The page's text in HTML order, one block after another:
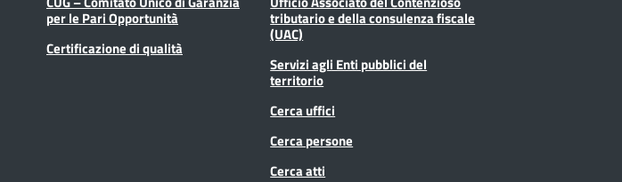
per le Pari Opportunità
Certificazione di qualità
tributario e della consulenza fiscale
(UAC)
Servizi agli Enti pubblici del
territorio
Cerca uffici
Cerca persone
Cerca atti